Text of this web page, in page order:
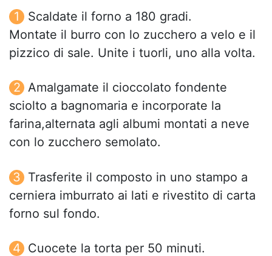
Scaldate il forno a 180 gradi.
Montate il burro con lo zucchero a velo e il
pizzico di sale. Unite i tuorli, uno alla volta.
Amalgamate il cioccolato fondente
sciolto a bagnomaria e incorporate la
farina,alternata agli albumi montati a neve
con lo zucchero semolato.
Trasferite il composto in uno stampo a
cerniera imburrato ai lati e rivestito di carta
forno sul fondo.
Cuocete la torta per 50 minuti.